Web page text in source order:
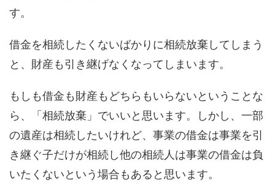
す。
借金を相続したくないばかりに相続放棄してしまう
と、財産も引き継げなくなってしまいます。
もしも借金も財産もどちらもいらないということな
ら、「相続放棄」でいいと思います。しかし、一部
の遺産は相続したいけれど、事業の借金は事業を引
き継ぐ子だけが相続し他の相続人は事業の借金は負
いたくないという場合もあると思います。